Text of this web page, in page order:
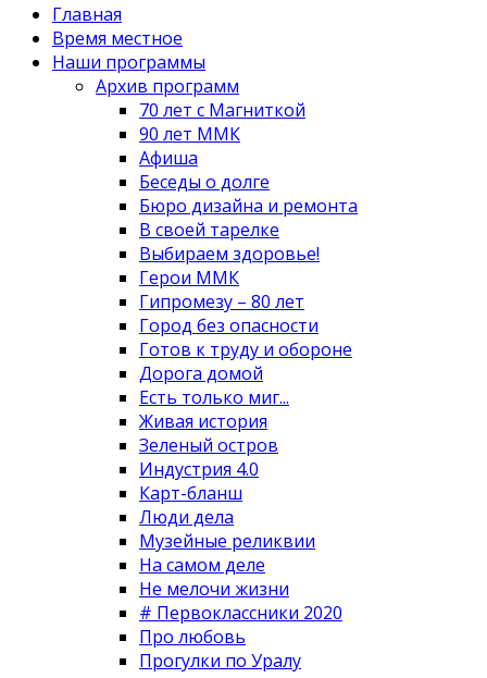
Главная
Время местное
Наши программы
Архив программ
70 лет с Магниткой
90 лет ММК
Афиша
Беседы о долге
Бюро дизайна и ремонта
В своей тарелке
Выбираем здоровье!
Герои ММК
Гипромезу – 80 лет
Город без опасности
Готов к труду и обороне
Дорога домой
Есть только миг...
Живая история
Зеленый остров
Индустрия 4.0
Карт-бланш
Люди дела
Музейные реликвии
На самом деле
Не мелочи жизни
# Первоклассники 2020
Про любовь
Прогулки по Уралу